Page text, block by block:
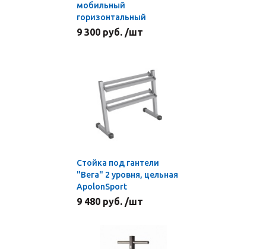
мобильный
горизонтальный
9 300 руб. /шт
Стойка под гантели
"Вега" 2 уровня, цельная
ApolonSport
9 480 руб. /шт